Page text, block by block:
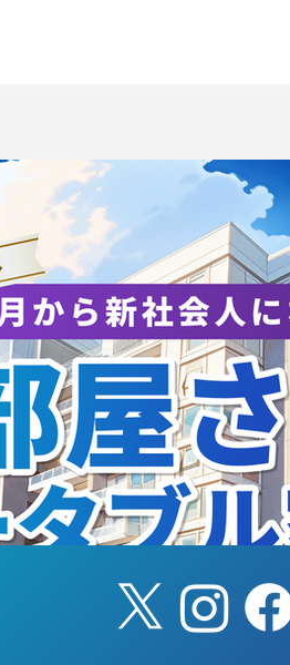
ANAホールディングス株式会
社と連携協定を締結